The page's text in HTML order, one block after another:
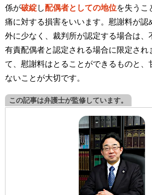
係が破綻し配偶者としての地位を失うこ
痛に対する損害をいいます。慰謝料が認
外に少なく、裁判所が認定する場合は、
有責配偶者と認定される場合に限定され
て、慰謝料はとることができるものと、
ないことが大切です。
この記事は弁護士が監修しています。